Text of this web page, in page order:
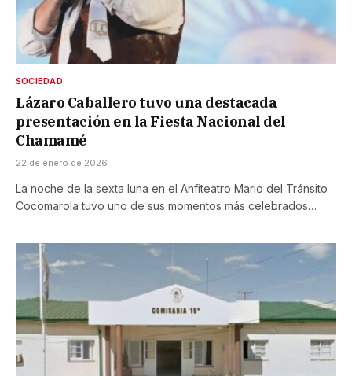
SOCIEDAD
Lázaro Caballero tuvo una destacada
presentación en la Fiesta Nacional del
Chamamé
22 de enero de 2026
La noche de la sexta luna en el Anfiteatro Mario del Tránsito
Cocomarola tuvo uno de sus momentos más celebrados…